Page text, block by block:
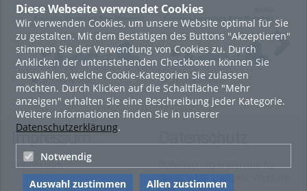
Diese Webseite verwendet Cookies
Wir verwenden Cookies, um unsere Website optimal für Sie
zu gestalten. Mit dem Bestätigen des Buttons "Akzeptieren"
stimmen Sie der Verwendung von Cookies zu. Durch
Anklicken der untenstehenden Checkboxen können Sie
auswählen, welche Cookie-Kategorien Sie zulassen
möchten. Durch Klicken auf die Schaltfläche "Mehr
anzeigen" erhalten Sie eine Beschreibung jeder Kategorie.
Weitere Informationen finden Sie in unserer
Datenschutzerklärung.
Notwendig
Auswahl zustimmen Allen zustimmen
SecRawMat-
Metallurgial
Recycling_L_11_2024
SecRawMat-
Metallurgial
Recycling_L_10_2024
Impressum
Impressum
Datenschutzerklärung für
diese ViMP-basierte Website